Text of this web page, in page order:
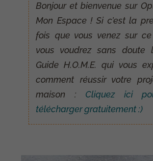
Bonjour et bienvenue sur
Mon Espace ! Si c’est la
fois que vous venez sur
vous voudrez sans doute
Guide H.O.M.E. qui vous
comment réussir votre
maison : Cliquez ici
télécharger gratuitement :)